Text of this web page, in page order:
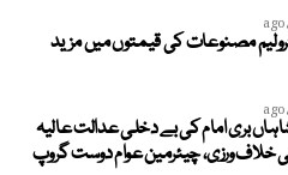
مصنوعات کی قیمتوں میں مزید
شاہاں بری امام کی بے دخلی عدالت عالیہ
ورزی، چیئرمین عوام دوست گروپ